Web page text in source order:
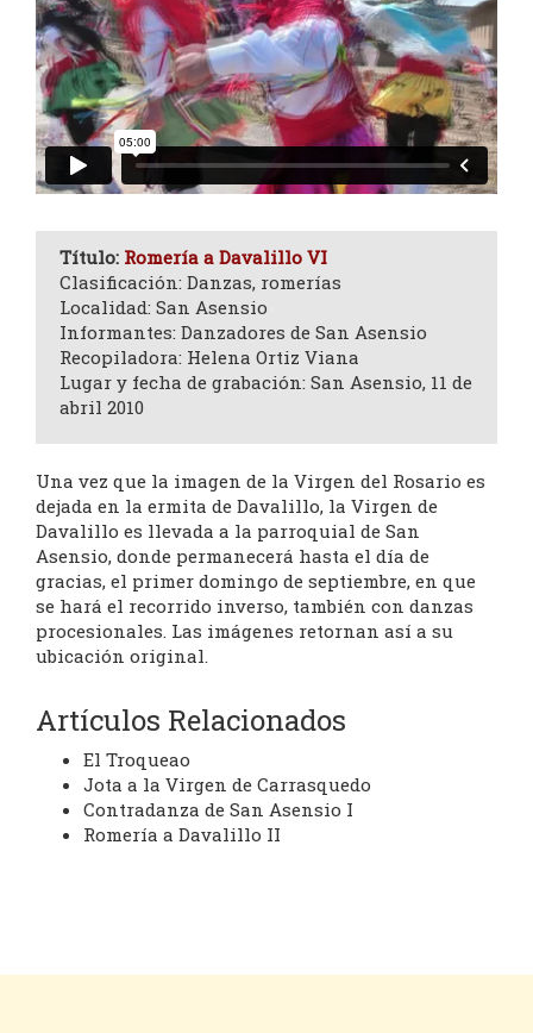
Título: Romería a Davalillo VI
Clasificación: Danzas, romerías
Localidad: San Asensio
Informantes: Danzadores de San Asensio
Recopiladora: Helena Ortiz Viana
Lugar y fecha de grabación: San Asensio, 11 de
abril 2010
Una vez que la imagen de la Virgen del Rosario es
dejada en la ermita de Davalillo, la Virgen de
Davalillo es llevada a la parroquial de San
Asensio, donde permanecerá hasta el día de
gracias, el primer domingo de septiembre, en que
se hará el recorrido inverso, también con danzas
procesionales. Las imágenes retornan así a su
ubicación original.
Artículos Relacionados
El Troqueao
Jota a la Virgen de Carrasquedo
Contradanza de San Asensio I
Romería a Davalillo II